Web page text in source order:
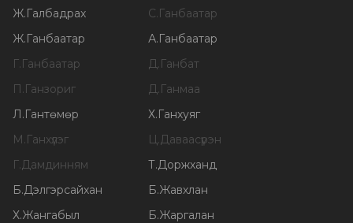
Ж.Галбадрах С.Ганбаатар
Ж.Ганбаатар А.Ганбаатар
Г.Ганбаатар Д.Ганбат
П.Ганзориг Д.Ганмаа
Л.Гантөмөр Х.Ганхуяг
М.Ганхүлэг Ц.Даваасүрэн
Г.Дамдинням Т.Доржханд
Б.Дэлгэрсайхан Б.Жавхлан
Х.Жангабыл Б.Жаргалан